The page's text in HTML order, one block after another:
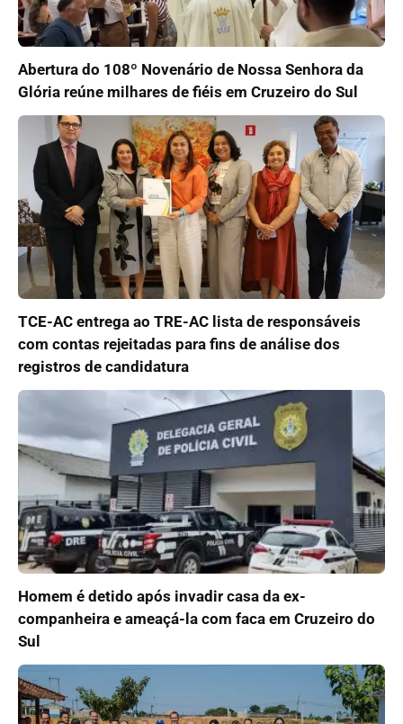
Abertura do 108º Novenário de Nossa Senhora da
Glória reúne milhares de fiéis em Cruzeiro do Sul
TCE-AC entrega ao TRE-AC lista de responsáveis
com contas rejeitadas para fins de análise dos
registros de candidatura
Homem é detido após invadir casa da ex-
companheira e ameaçá-la com faca em Cruzeiro do
Sul